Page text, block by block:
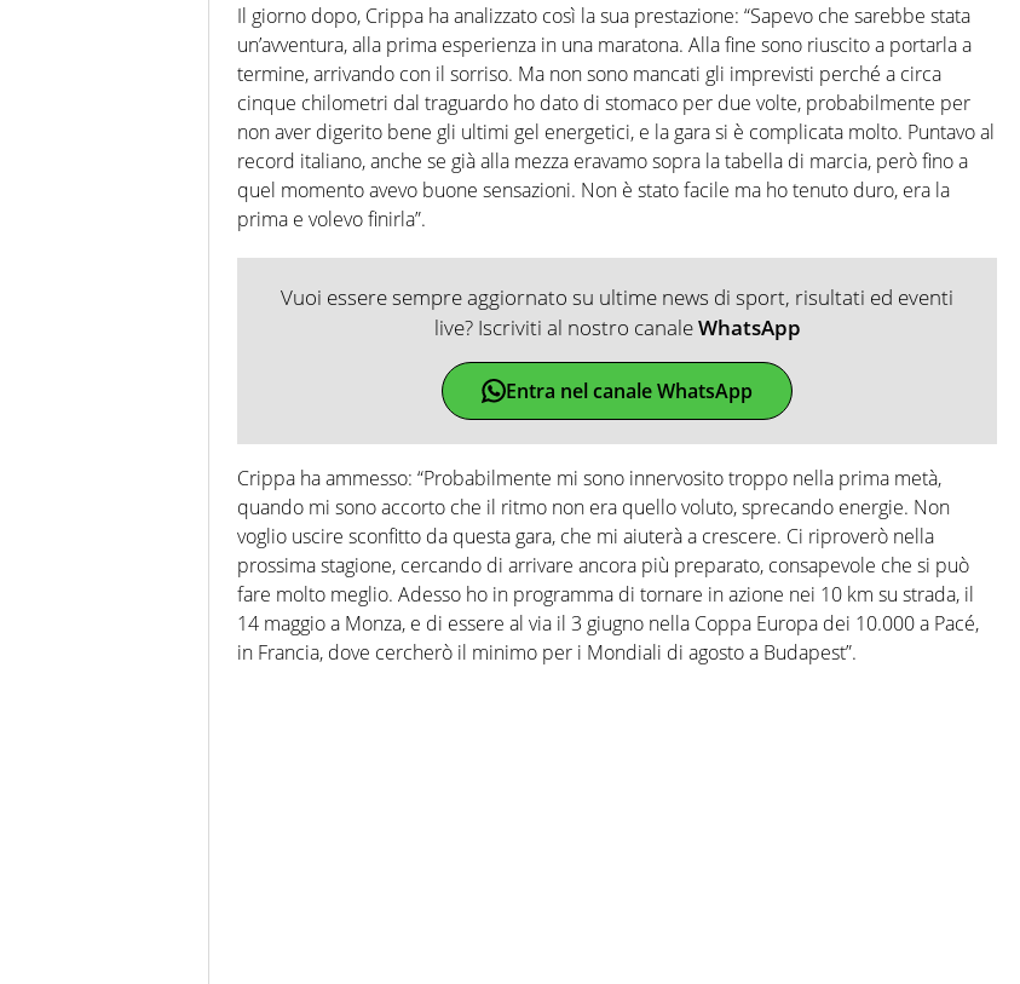
Il giorno dopo, Crippa ha analizzato così la sua prestazione: “Sapevo che sarebbe stata
un’avventura, alla prima esperienza in una maratona. Alla fine sono riuscito a portarla a
termine, arrivando con il sorriso. Ma non sono mancati gli imprevisti perché a circa
cinque chilometri dal traguardo ho dato di stomaco per due volte, probabilmente per
non aver digerito bene gli ultimi gel energetici, e la gara si è complicata molto. Puntavo al
record italiano, anche se già alla mezza eravamo sopra la tabella di marcia, però fino a
quel momento avevo buone sensazioni. Non è stato facile ma ho tenuto duro, era la
prima e volevo finirla”.
Vuoi essere sempre aggiornato su ultime news di sport, risultati ed eventi
live? Iscriviti al nostro canaleWhatsApp
Entra nel canale WhatsApp
Crippa ha ammesso: “Probabilmente mi sono innervosito troppo nella prima metà,
quando mi sono accorto che il ritmo non era quello voluto, sprecando energie. Non
voglio uscire sconfitto da questa gara, che mi aiuterà a crescere. Ci riproverò nella
prossima stagione, cercando di arrivare ancora più preparato, consapevole che si può
fare molto meglio. Adesso ho in programma di tornare in azione nei 10 km su strada, il
14 maggio a Monza, e di essere al via il 3 giugno nella Coppa Europa dei 10.000 a Pacé,
in Francia, dove cercherò il minimo per i Mondiali di agosto a Budapest”.